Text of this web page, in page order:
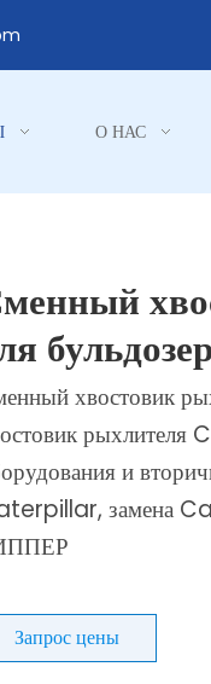
О НАС
хвостовик
рыхлителя
и
замена
Запрос цены